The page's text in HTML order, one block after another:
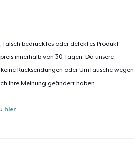
falsch bedrucktes oder defektes Produkt
innerhalb von 30 Tagen. Da unsere
Rücksendungen oder Umtausche wegen
Ihre Meinung geändert haben.
hier.
zum Einkaufswagen